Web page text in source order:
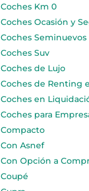
Coches Km 0
Coches Ocasión y
Coches Seminuevos
Coches Suv
Coches de Lujo
Coches de Renting
Coches en
Coches para
Compacto
Con Asnef
Con Opción a
Coupé